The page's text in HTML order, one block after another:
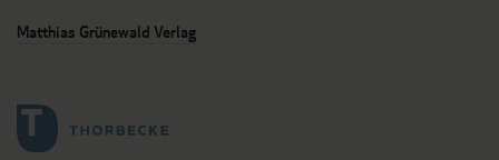
Matthias Grünewald Verlag